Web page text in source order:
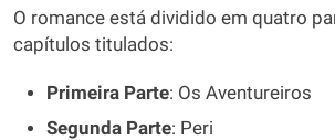
O romance está dividido em quatro
capítulos titulados:
Primeira Parte: Os Aventureiros
Segunda Parte: Peri